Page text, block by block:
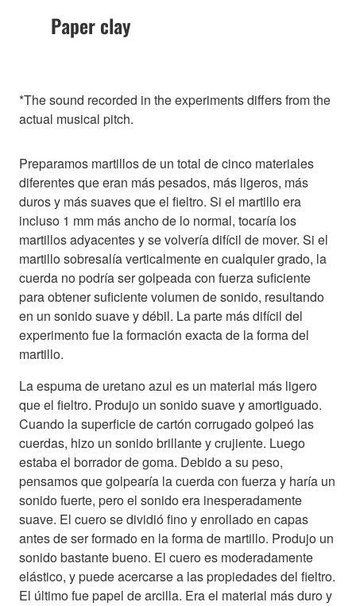
Paper clay
*The sound recorded in the experiments differs from the
actual musical pitch.
Preparamos martillos de un total de cinco materiales
diferentes que eran más pesados, más ligeros, más
duros y más suaves que el fieltro. Si el martillo era
incluso 1 mm más ancho de lo normal, tocaría los
martillos adyacentes y se volvería difícil de mover. Si el
martillo sobresalía verticalmente en cualquier grado, la
cuerda no podría ser golpeada con fuerza suficiente
para obtener suficiente volumen de sonido, resultando
en un sonido suave y débil. La parte más difícil del
experimento fue la formación exacta de la forma del
martillo.
La espuma de uretano azul es un material más ligero
que el fieltro. Produjo un sonido suave y amortiguado.
Cuando la superficie de cartón corrugado golpeó las
cuerdas, hizo un sonido brillante y crujiente. Luego
estaba el borrador de goma. Debido a su peso,
pensamos que golpearía la cuerda con fuerza y ​​haría un
sonido fuerte, pero el sonido era inesperadamente
suave. El cuero se dividió fino y enrollado en capas
antes de ser formado en la forma de martillo. Produjo un
sonido bastante bueno. El cuero es moderadamente
elástico, y puede acercarse a las propiedades del fieltro.
El último fue papel de arcilla. Era el material más duro y